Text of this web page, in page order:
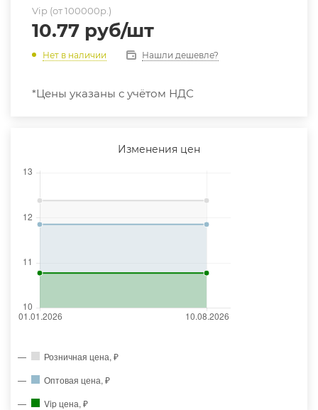
Vip (от 100000р.)
10.77 руб/шт
Нет в наличии Нашли дешевле?
*Цены указаны с учётом НДС
Изменения цен
Розничная цена, ₽
Оптовая цена, ₽
Vip цена, ₽